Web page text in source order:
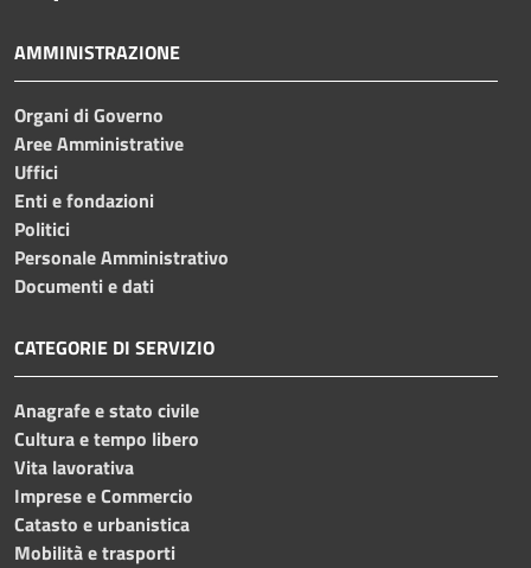
AMMINISTRAZIONE
Organi di Governo
Aree Amministrative
Uffici
Enti e fondazioni
Politici
Personale Amministrativo
Documenti e dati
CATEGORIE DI SERVIZIO
Anagrafe e stato civile
Cultura e tempo libero
Vita lavorativa
Imprese e Commercio
Catasto e urbanistica
Mobilità e trasporti